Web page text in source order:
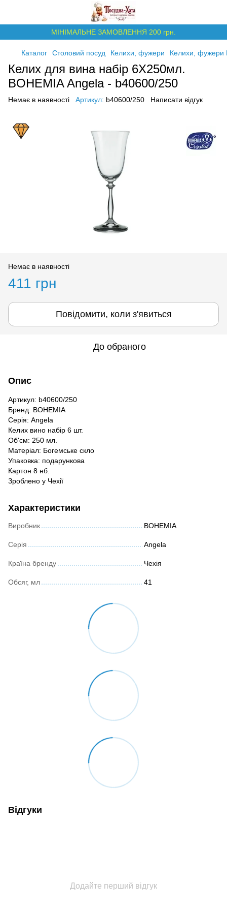
МІНІМАЛЬНЕ ЗАМОВЛЕННЯ 200 грн.
Каталог Столовий посуд Келихи, фужери Келихи, фужери
Келих для вина набір 6Х250мл.
BOHEMIA Angela - b40600/250
Немає в наявності Артикул: b40600/250 Написати відгук
Немає в наявності
411 грн
Повідомити, коли з'явиться
До обраного
Опис
Артикул: b40600/250
Бренд: BOHEMIA
Серія: Angela
Келих вино набір 6 шт.
Об'єм: 250 мл.
Матеріал: Богемське скло
Упаковка: подарункова
Картон 8 нб.
Зроблено у Чехії
Характеристики
Виробник BOHEMIA
Серія Angela
Країна бренду Чехія
Обсяг, мл 41
Відгуки
Додайте перший відгук